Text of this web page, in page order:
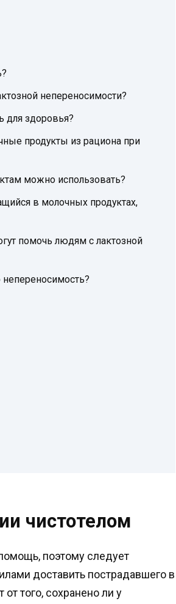
непереносимости?
для здоровья?
продукты из рациона при
можно использовать?
в молочных продуктах,
помочь людям с лактозной
непереносимость?
чистотелом
поэтому следует
доставить пострадавшего в
того, сохранено ли у